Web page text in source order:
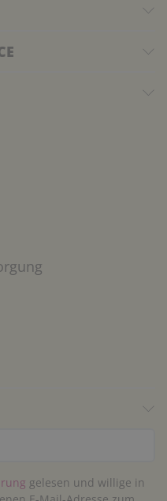
gelesen und willige in